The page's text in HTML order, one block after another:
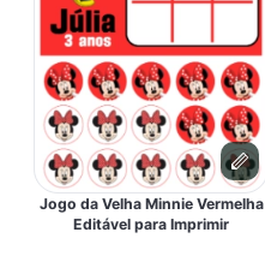
Jogo da Velha Minnie Vermelha
Editável para Imprimir